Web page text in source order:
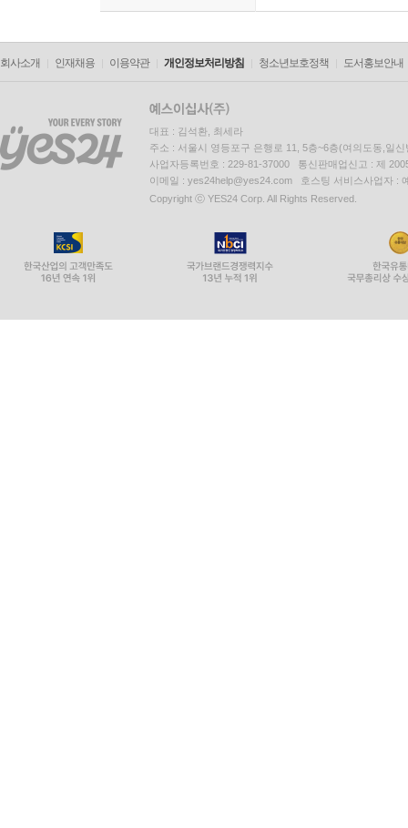
회사소개 인재채용 이용약관 개인정보처리방침 청소년보호정책 도서홍보안내
대표 : 김석환, 최세라
주소 : 서울시 영등포구 은행로 11, 5층~6층(여의도동,일신
사업자등록번호 : 229-81-37000 통신판매업신고 : 제
이메일 : yes24help@yes24.com 호스팅 서비스사업자 :
Copyright ⓒ YES24 Corp. All Rights Reserved.